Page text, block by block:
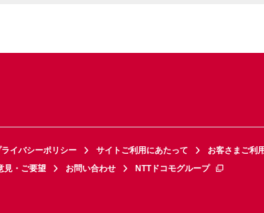
ライバシーポリシー サイトご利用にあたって お客さまご利
見・ご要望 お問い合わせ NTTドコモグループ